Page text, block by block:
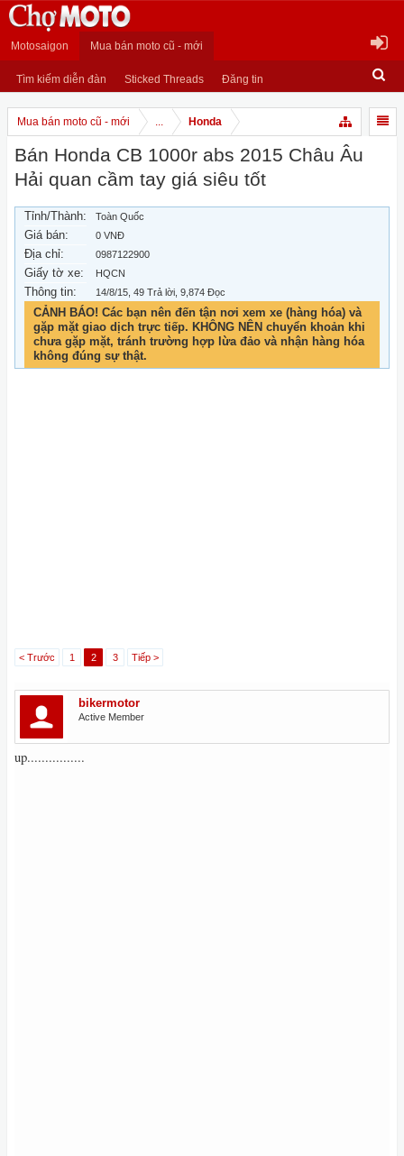
Motosaigon Mua bán moto cũ - mới
Tìm kiếm diễn đàn Sticked Threads Đăng tin
Mua bán moto cũ - mới ... Honda
Bán Honda CB 1000r abs 2015 Châu Âu
Hải quan cầm tay giá siêu tốt
Tỉnh/Thành: Toàn Quốc
Giá bán: 0 VNĐ
Địa chỉ: 0987122900
Giấy tờ xe: HQCN
Thông tin: 14/8/15 , 49 Trả lời, 9,874 Đọc
CẢNH BÁO! Các bạn nên đến tận nơi xem xe (hàng hóa) và
gặp mặt giao dịch trực tiếp. KHÔNG NÊN chuyển khoản khi
chưa gặp mặt, tránh trường hợp lừa đảo và nhận hàng hóa
không đúng sự thật.
< Trước 1 2 3 Tiếp >
bikermotor
Active Member
up................